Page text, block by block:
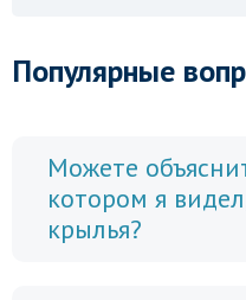
Популярные
Можете
котором я
крылья?